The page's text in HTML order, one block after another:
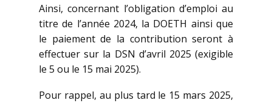
Ainsi, concernant l’obligation d’emploi au
titre de l’année 2024, la DOETH ainsi que
le paiement de la contribution seront à
effectuer sur la DSN d’avril 2025 (exigible
le 5 ou le 15 mai 2025).
Pour rappel, au plus tard le 15 mars 2025,